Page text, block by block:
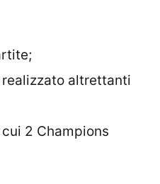
altrettanti
2 Champions